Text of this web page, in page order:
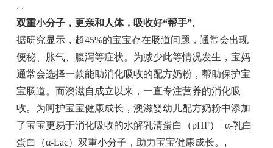
, ,
双重小分子，更亲和人体，吸收好“帮手”,
据研究显示，超45%的宝宝存在肠道问题，通常会出现
便秘、胀气、腹泻等症状。为减少此等情况发生，宝妈
通常会选择一款能助消化吸收的配方奶粉，帮助保护宝
宝肠道。而澳滋自成立以来，一直专注营养的消化吸
收。为呵护宝宝健康成长，澳滋婴幼儿配方奶粉中添加
了宝宝更易于消化吸收的水解乳清蛋白（pHF）+α-乳白
蛋白（α-Lac）双重小分子，助力宝宝健康成长。 ,